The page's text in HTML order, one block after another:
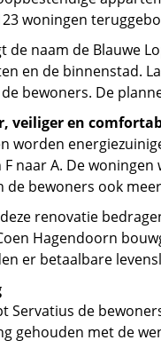
woningen
de naam de Blauwe
en de binnenstad.
bewoners. De
veiliger en
worden
naar A. De
de bewoners ook
renovatie
Hagendoorn
er betaalbare
Servatius de
gehouden met de